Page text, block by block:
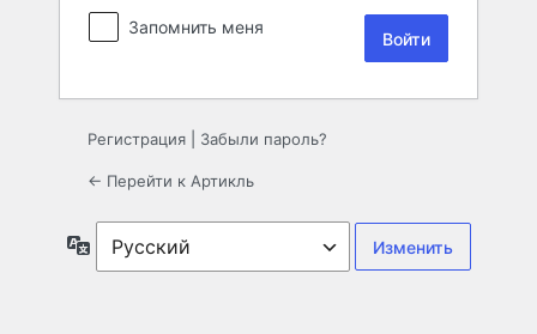
Запомнить меня
Регистрация Забыли пароль?
← Перейти к Артикль
Язык